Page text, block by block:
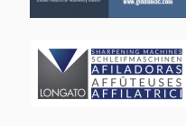
Tre Så
Tre Tørkekammer
Tre Tørketrommel Tre